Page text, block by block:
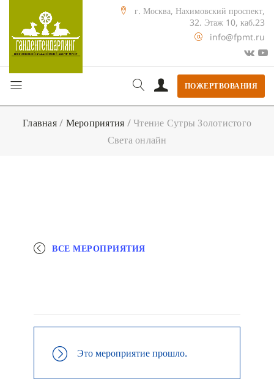
г. Москва, Нахимовский проспект,
32. Этаж 10, каб.23
info@fpmt.ru
ПОЖЕРТВОВАНИЯ
Главная/ Мероприятия /Чтение Сутры Золотистого
Света онлайн
ВСЕ МЕРОПРИЯТИЯ
Это мероприятие прошло.